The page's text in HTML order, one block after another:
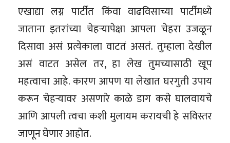
एखाद्या लग्न पार्टीत किंवा वाढविसाच्या पार्टीमध्ये
जाताना इतरांच्या चेहर्‍यापेक्षा आपला चेहरा उजळून
दिसावा असं प्रत्येकाला वाटतं असतं. तुम्हाला देखील
असं वाटत असेल तर, हा लेख तुमच्यासाठी खूप
महत्वाचा आहे. कारण आपण या लेखात घरगुती उपाय
करून चेहऱ्यावर असणारे काळे डाग कसे घालवायचे
आणि आपली त्वचा कशी मुलायम करायची हे सविस्तर
जाणून घेणार आहोत.